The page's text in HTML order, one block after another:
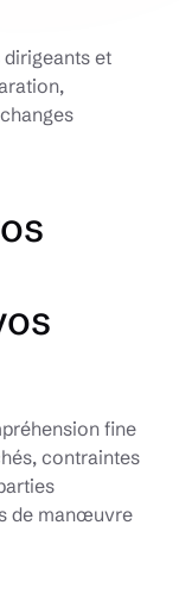
et
fine
contraintes
de manœuvre